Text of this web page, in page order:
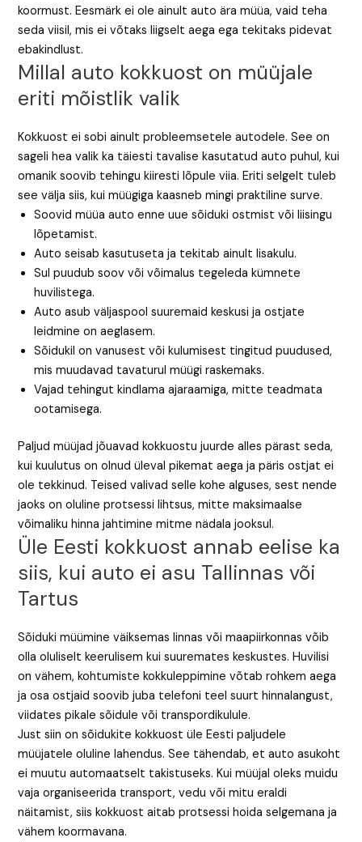
koormust. Eesmärk ei ole ainult auto ära müüa, vaid teha
seda viisil, mis ei võtaks liigselt aega ega tekitaks pidevat
ebakindlust.
Millal auto kokkuost on müüjale
eriti mõistlik valik
Kokkuost ei sobi ainult probleemsetele autodele. See on
sageli hea valik ka täiesti tavalise kasutatud auto puhul, kui
omanik soovib tehingu kiiresti lõpule viia. Eriti selgelt tuleb
see välja siis, kui müügiga kaasneb mingi praktiline surve.
Soovid müüa auto enne uue sõiduki ostmist või liisingu
lõpetamist.
Auto seisab kasutuseta ja tekitab ainult lisakulu.
Sul puudub soov või võimalus tegeleda kümnete
huvilistega.
Auto asub väljaspool suuremaid keskusi ja ostjate
leidmine on aeglasem.
Sõidukil on vanusest või kulumisest tingitud puudused,
mis muudavad tavaturul müügi raskemaks.
Vajad tehingut kindlama ajaraamiga, mitte teadmata
ootamisega.
Paljud müüjad jõuavad kokkuostu juurde alles pärast seda,
kui kuulutus on olnud üleval pikemat aega ja päris ostjat ei
ole tekkinud. Teised valivad selle kohe alguses, sest nende
jaoks on oluline protsessi lihtsus, mitte maksimaalse
võimaliku hinna jahtimine mitme nädala jooksul.
Üle Eesti kokkuost annab eelise ka
siis, kui auto ei asu Tallinnas või
Tartus
Sõiduki müümine väiksemas linnas või maapiirkonnas võib
olla oluliselt keerulisem kui suuremates keskustes. Huvilisi
on vähem, kohtumiste kokkuleppimine võtab rohkem aega
ja osa ostjaid soovib juba telefoni teel suurt hinnalangust,
viidates pikale sõidule või transpordikulule.
Just siin on sõidukite kokkuost üle Eesti paljudele
müüjatele oluline lahendus. See tähendab, et auto asukoht
ei muutu automaatselt takistuseks. Kui müüjal oleks muidu
vaja organiseerida transport, vedu või mitu eraldi
näitamist, siis kokkuost aitab protsessi hoida selgemana ja
vähem koormavana.